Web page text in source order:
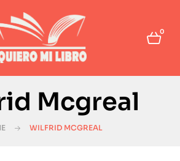
0
Mcgreal
WILFRID MCGREAL